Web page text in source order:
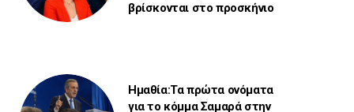
βρίσκονται στο προσκήνιο
Ημαθία:Τα πρώτα ονόματα
για το κόμμα Σαμαρά στην